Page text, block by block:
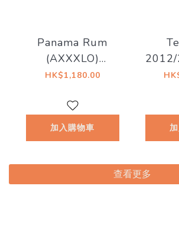
Panama Rum
(AXXXLO)
2006/2021 15YO
Drinkers lounge
HK$1,180.00
加入購物車
2012/
查看更多